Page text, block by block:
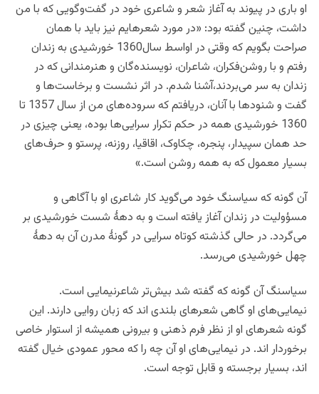
او باری در پیوند به آغاز شعر و شاعری خود در گفت‌وگویی که با من
داشت، چنین گفته بود: «در مورد شعرهایم نیز باید با همان
صراحت بگویم که وقتی در اواسط سال1360 خورشیدی به زندان
رفتم و با روشن‌فکران، شاعران، نویسنده‌گان و هنرمندانی که در
زندان به سر می‌بردند،آشنا شدم. در اثر نشست و برخاست‌ها و
گفت و شنودها با آنان، دریافتم که سروده‌های من از سال 1357 تا
1360 خورشیدی همه در حکم تکرار سرایی‌ها بوده، یعنی چیزی در
حد همان سپیدار، پنجره، چکاوک، اقاقیا، روزنه، پرستو و حرف‌های
بسیار معمول که به همه روشن است.»
آن گونه که سیاسنگ خود می‌گوید کار شاعری او با آگاهی و
مسؤولیت در زندان آغاز یافته است و به دهۀ شست خورشیدی بر
می‌گردد. در حالی گذشته کوتاه ‌سرایی در گونۀ مدرن آن به دهۀ
چهل خورشیدی می‌رسد.
سیاسنگ آن گونه که گفته شد بیش‌تر شاعرنیمایی‌ است.
نیمایی‌های او گاهی شعرهای بلندی اند که زبان روایی دارند. این
گونه شعرهای او از نظر فرم ذهنی و بیرونی همیشه از استوار خاصی
برخوردار اند. در نیمایی‌های او آن چه را که محور عمودی خیال گفته
اند، بسیار برجسته و قابل توجه است.